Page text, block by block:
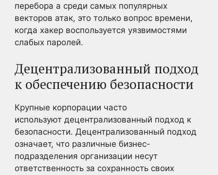
перебора a среди самых популярных
векторов атак, это только вопрос времени,
когда хакер воспользуется уязвимостями
слабых паролей.
Децентрализованный подход
к обеспечению безопасности
Крупные корпорации часто
используют децентрализованный подход к
безопасности. Децентрализованный подход
означает, что различные бизнес-
подразделения организации несут
ответственность за сохранность своих